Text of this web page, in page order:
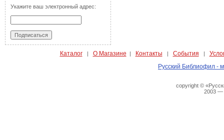
Укажите ваш электронный адрес:
Каталог| О Магазине | Контакты | События |
Русский Библиофил -
copyright ©
2003 —